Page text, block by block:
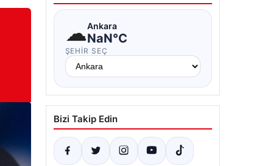
☁Ankara
NaN°C
ŞEHIR SEÇ
Bizi Takip Edin